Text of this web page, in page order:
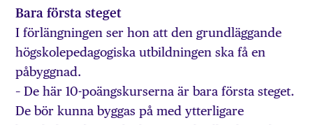
Bara första steget
I förlängningen ser hon att den grundläggande
högskolepedagogiska utbildningen ska få en
påbyggnad.
– De här 10-poängskurserna är bara första steget.
De bör kunna byggas på med ytterligare